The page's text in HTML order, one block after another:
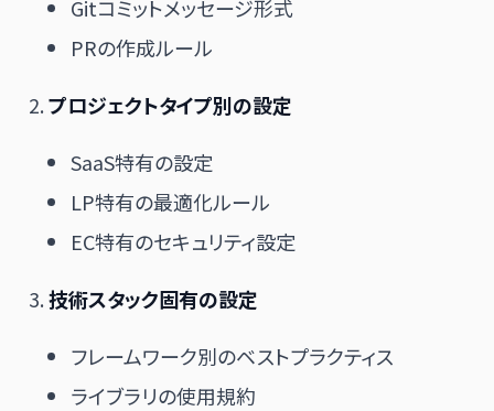
Gitコミットメッセージ形式
PRの作成ルール
プロジェクトタイプ別の設定
SaaS特有の設定
LP特有の最適化ルール
EC特有のセキュリティ設定
技術スタック固有の設定
フレームワーク別のベストプラクティス
ライブラリの使用規約